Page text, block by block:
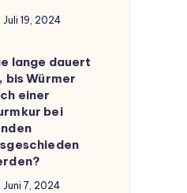
Juli 19, 2024
lange dauert
bis Würmer
einer
bei
Juni 7, 2024